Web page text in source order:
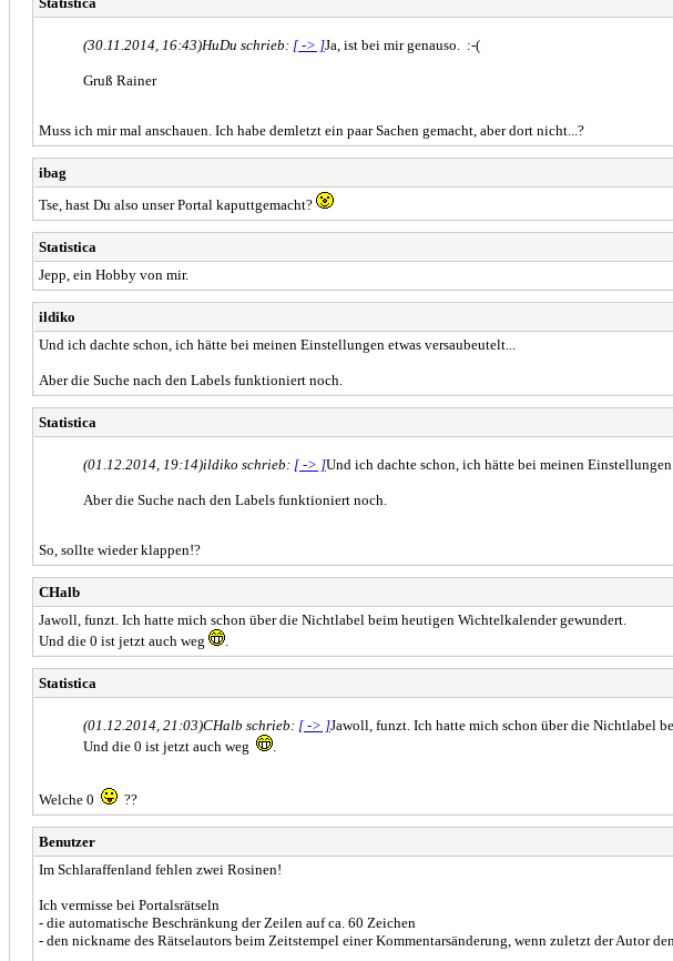
(30.11.2014, 16:43)HuDu schrieb: [ -> ]Ja, ist bei mir genauso. :-(
Gruß Rainer
Muss ich mir mal anschauen. Ich habe demletzt ein paar Sachen gemacht, aber dort nicht...?
ibag
Tse, hast Du also unser Portal kaputtgemacht?
Statistica
Jepp, ein Hobby von mir.
ildiko
Und ich dachte schon, ich hätte bei meinen Einstellungen etwas versaubeutelt...
Aber die Suche nach den Labels funktioniert noch.
Statistica
(01.12.2014, 19:14)ildiko schrieb: [ -> ]Und ich dachte schon, ich hätte bei meinen Einstellungen
Aber die Suche nach den Labels funktioniert noch.
So, sollte wieder klappen!?
CHalb
Jawoll, funzt. Ich hatte mich schon über die Nichtlabel beim heutigen Wichtelkalender gewundert.
Und die 0 ist jetzt auch weg
Statistica
(01.12.2014, 21:03)CHalb schrieb: [ -> ]Jawoll, funzt. Ich hatte mich schon über die Nichtlabel
Und die 0 ist jetzt auch weg
Welche 0 ??
Benutzer
Im Schlaraffenland fehlen zwei Rosinen!
Ich vermisse bei Portalsrätseln
- die automatische Beschränkung der Zeilen auf ca. 60 Zeichen
- den nickname des Rätselautors beim Zeitstempel einer Kommentarsänderung, wenn zuletzt der Autor